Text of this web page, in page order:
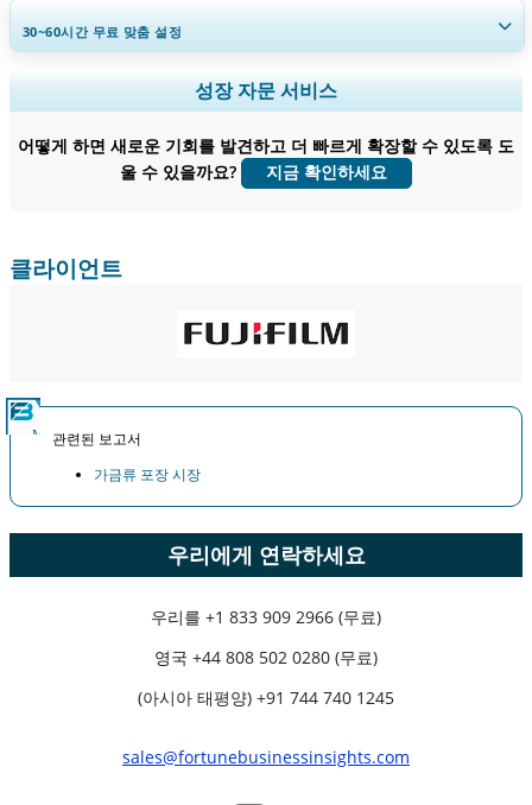
30~60시간무료 맞춤 설정
지역 및 국가 범위 확장, 세그먼트 분석, 기업 프로필, 경쟁 벤치마킹, 및 최
종 사용자 인사이트.
지금 맞춤 설정
성장 자문 서비스
어떻게 하면 새로운 기회를 발견하고 더 빠르게 확장할 수 있도록 도
울 수 있을까요?
지금 확인하세요
클라이언트
관련된 보고서
가금류 포장 시장
우리에게 연락하세요
우리를 +1 833 909 2966 (무료)
영국 +44 808 502 0280 (무료)
(아시아 태평양) +91 744 740 1245
sales@fortunebusinessinsights.com